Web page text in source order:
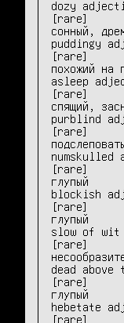
dozy
[rare]
сонный,
puddingy
[rare]
похожий на
asleep
[rare]
спящий,
purblind
[rare]
numskulled
[rare]
глупый
blockish
[rare]
глупый
slow of wit
[rare]
dead above
[rare]
глупый
hebetate
[rare]